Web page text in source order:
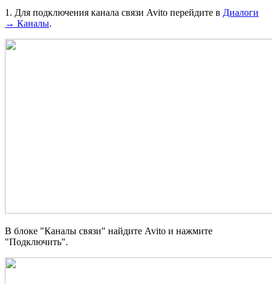
1. Для подключения канала связи Avito перейдите в Диалоги
→ Каналы.
В блоке "Каналы связи" найдите Avito и нажмите
"Подключить".